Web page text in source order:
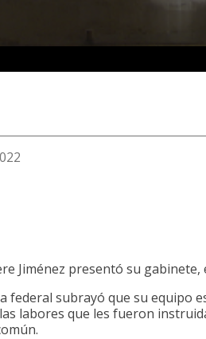
Jiménez presentó su
federal subrayó que su equipo
labores que les fueron